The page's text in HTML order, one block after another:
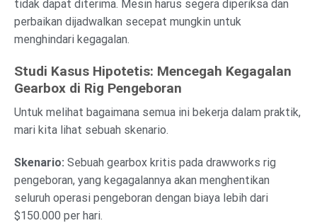
tidak dapat diterima. Mesin harus segera diperiksa dan
perbaikan dijadwalkan secepat mungkin untuk
menghindari kegagalan.
Studi Kasus Hipotetis: Mencegah Kegagalan
Gearbox di Rig Pengeboran
Untuk melihat bagaimana semua ini bekerja dalam praktik,
mari kita lihat sebuah skenario.
Skenario: Sebuah gearbox kritis pada drawworks rig
pengeboran, yang kegagalannya akan menghentikan
seluruh operasi pengeboran dengan biaya lebih dari
$150.000 per hari.